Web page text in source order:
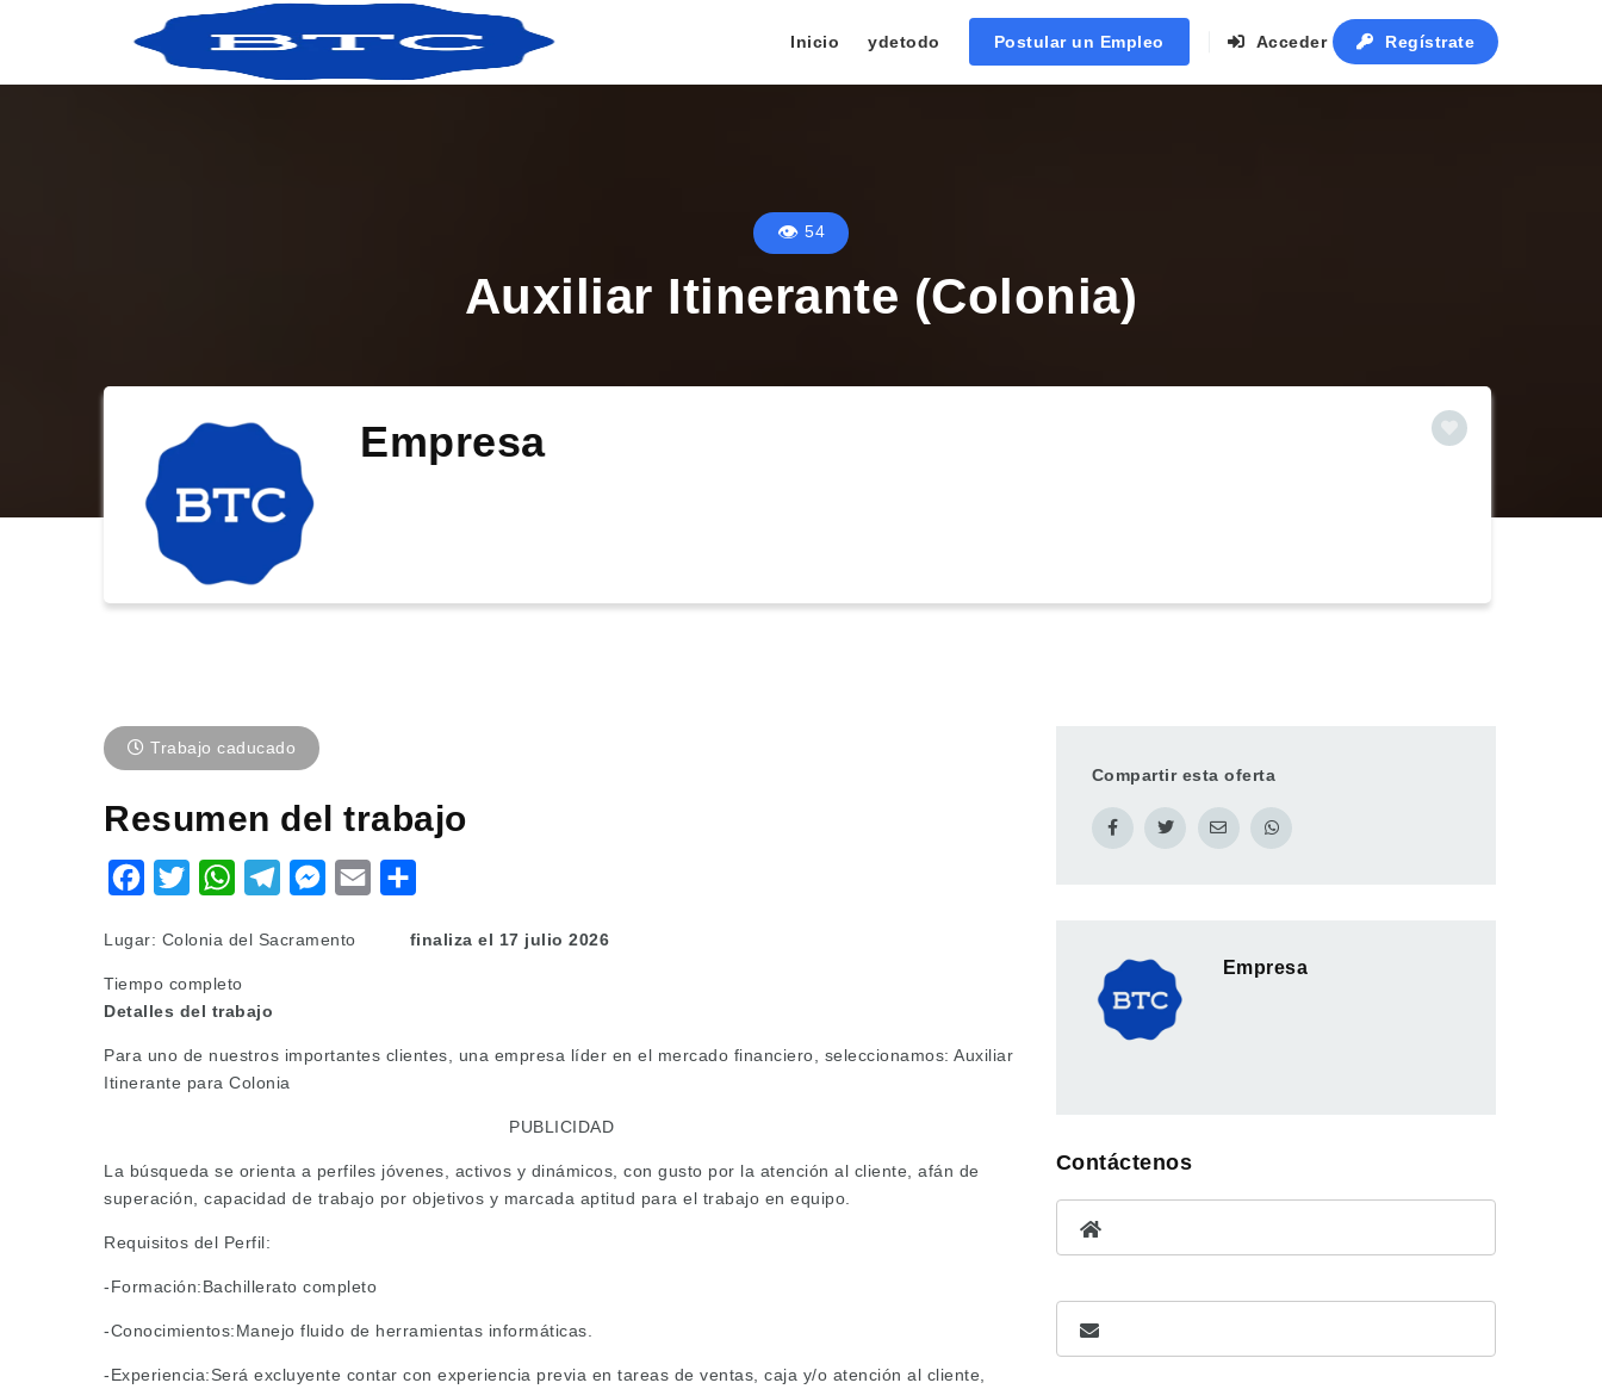
Inicio ydetodo Postular un Empleo Acceder Regístrate
54
Auxiliar Itinerante (Colonia)
Empresa
Trabajo caducado
Resumen del trabajo
Facebook
TwitterWhatsAppTelegramMessenger
Email
Lugar: Colonia del Sacramento finaliza el 17 julio 2026
Tiempo completo
Detalles del trabajo
Para uno de nuestros importantes clientes, una empresa líder en el mercado financiero, seleccionamos: Auxiliar
Itinerante para Colonia
PUBLICIDAD
La búsqueda se orienta a perfiles jóvenes, activos y dinámicos, con gusto por la atención al cliente, afán de
superación, capacidad de trabajo por objetivos y marcada aptitud para el trabajo en equipo.
Requisitos del Perfil:
-Formación:Bachillerato completo
-Conocimientos:Manejo fluido de herramientas informáticas.
-Experiencia:Será excluyente contar con experiencia previa en tareas de ventas, caja y/o atención al cliente,
Compartir esta oferta
Empresa
Contáctenos